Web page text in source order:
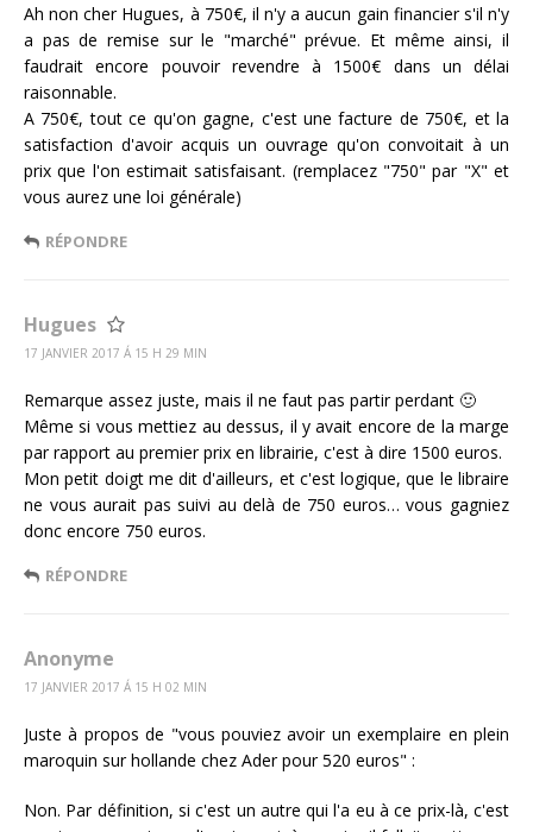
Ah non cher Hugues, à 750€, il n'y a aucun gain financier s'il n'y
a pas de remise sur le "marché" prévue. Et même ainsi, il
faudrait encore pouvoir revendre à 1500€ dans un délai
raisonnable.
A 750€, tout ce qu'on gagne, c'est une facture de 750€, et la
satisfaction d'avoir acquis un ouvrage qu'on convoitait à un
prix que l'on estimait satisfaisant. (remplacez "750" par "X" et
vous aurez une loi générale)
RÉPONDRE
Hugues
17 JANVIER 2017 Á 15 H 29 MIN
Remarque assez juste, mais il ne faut pas partir perdant 🙂
Même si vous mettiez au dessus, il y avait encore de la marge
par rapport au premier prix en librairie, c'est à dire 1500 euros.
Mon petit doigt me dit d'ailleurs, et c'est logique, que le libraire
ne vous aurait pas suivi au delà de 750 euros… vous gagniez
donc encore 750 euros.
RÉPONDRE
Anonyme
17 JANVIER 2017 Á 15 H 02 MIN
Juste à propos de "vous pouviez avoir un exemplaire en plein
maroquin sur hollande chez Ader pour 520 euros" :
Non. Par définition, si c'est un autre qui l'a eu à ce prix-là, c'est